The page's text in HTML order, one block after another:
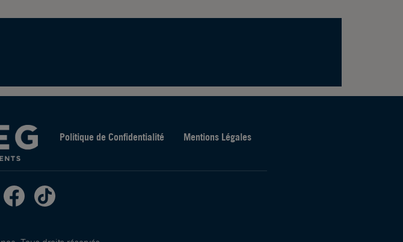
Politique de Confidentialité Mentions Légales